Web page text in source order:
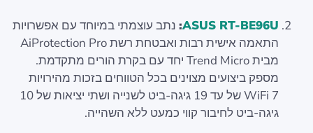
ASUS RT-BE96U
: נתב עוצמתי במיוחד עם אפשרויות
התאמה אישית רבות ואבטחת רשת AiProtection Pro
מבית Trend Micro יחד עם בקרת הורים מתקדמת.
מספק ביצועים מצוינים בכל הטווחים בזכות מהירויות
WiFi 7 של עד 19 גיגה-ביט לשנייה ושתי יציאות של 10
גיגה-ביט לחיבור קווי כמעט ללא השהייה.